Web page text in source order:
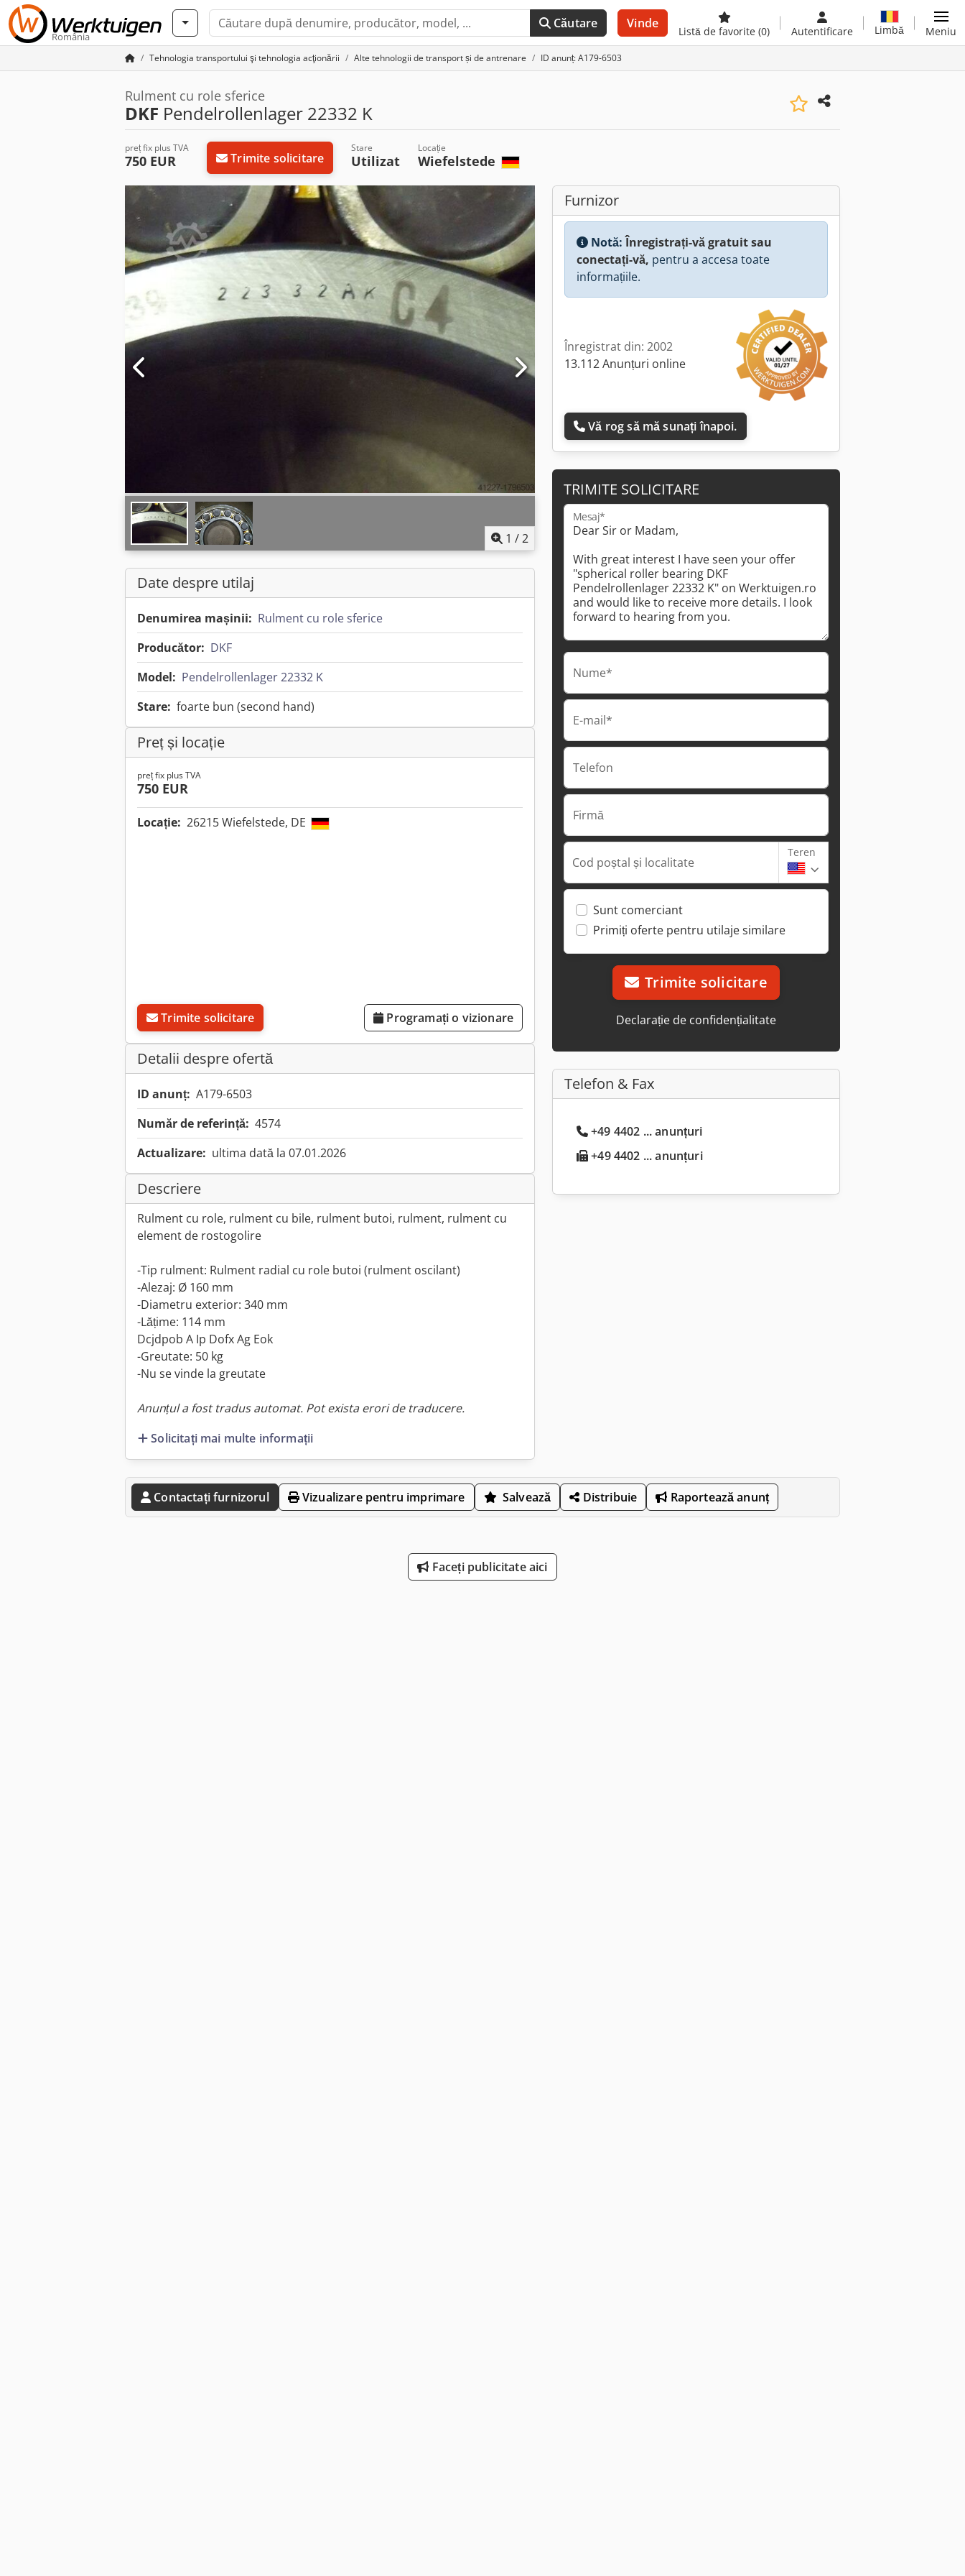
România
Căutare Vinde
Listă de favorite (0) Autentificare Limbă Meniu
Tehnologia transportului şi tehnologia acţionării Alte tehnologii de transport și de antrenare ID anunț: A179-6503
Rulment cu role sferice
DKF Pendelrollenlager 22332 K
preț fix plus TVA
750 EUR Trimite solicitare
Stare
Utilizat
Locație
Wiefelstede
1 /2
Date despre utilaj
Denumirea mașinii: Rulment cu role sferice
Producător: DKF
Model: Pendelrollenlager 22332 K
Stare: foarte bun (second hand)
Preț și locație
preț fix plus TVA
750 EUR
Locație: 26215 Wiefelstede, DE
Trimite solicitare Programați o vizionare
Detalii despre ofertă
ID anunț: A179-6503
Număr de referință: 4574
Actualizare: ultima dată la 07.01.2026
Descriere
Rulment cu role, rulment cu bile, rulment butoi, rulment, rulment cu
element de rostogolire
-Tip rulment: Rulment radial cu role butoi (rulment oscilant)
-Alezaj: Ø 160 mm
-Diametru exterior: 340 mm
-Lățime: 114 mm
Dcjdpob A Ip Dofx Ag Eok
-Greutate: 50 kg
-Nu se vinde la greutate
Anunțul a fost tradus automat. Pot exista erori de traducere.
Solicitați mai multe informații
Furnizor
Notă:Înregistrați-vă gratuit sau
conectați-vă, pentru a accesa toate
informațiile.
Înregistrat din: 2002
13.112 Anunțuri online
Vă rog să mă sunați înapoi.
TRIMITE SOLICITARE
Mesaj*
Nume*
E-mail*
Telefon
Firmă
Cod poștal și localitate
Teren
Sunt comerciant
Primiți oferte pentru utilaje similare
Trimite solicitare
Declarație de confidențialitate
Telefon & Fax
+49 4402 ... anunțuri
+49 4402 ... anunțuri
Contactați furnizorul Vizualizare pentru imprimare Salvează Distribuie Raportează anunț
Faceți publicitate aici